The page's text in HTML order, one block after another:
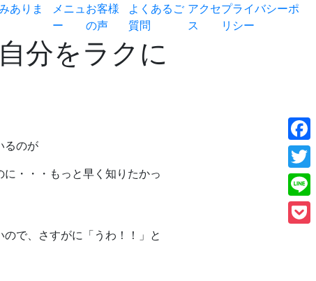
ありま
メニュ
ー
お客様
の声
よくあるご
質問
アクセ
ス
プライバシーポ
リシー
分をラクに
るのが
・・・もっと早く知りたかっ
で、さすがに「うわ！！」と
Line